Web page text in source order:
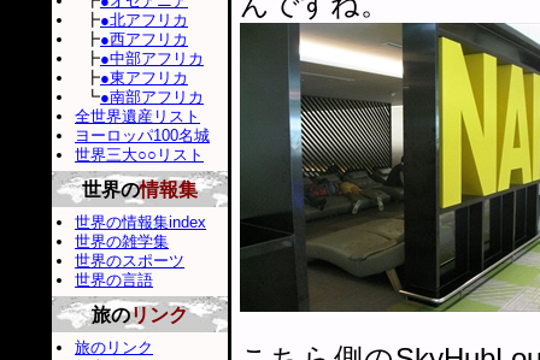
┣●北アフリカ
┣●西アフリカ
┣●中部アフリカ
┣●東アフリカ
┗●南部アフリカ
全世界遺産リスト
ヨーロッパ100名城
世界三大○○リスト
世界の情報集
世界の情報集index
世界の雑学集
世界のスポーツ
世界の言語
旅のリンク
旅のリンク